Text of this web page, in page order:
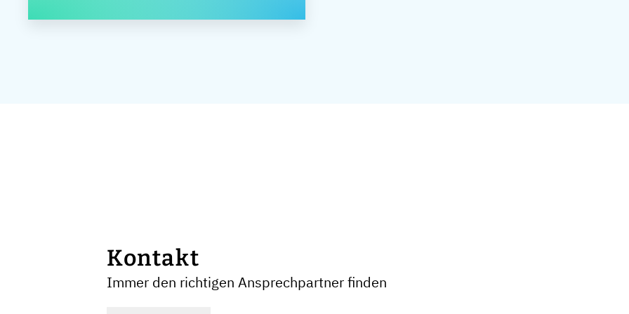
Kontakt
Immer den richtigen Ansprechpartner finden